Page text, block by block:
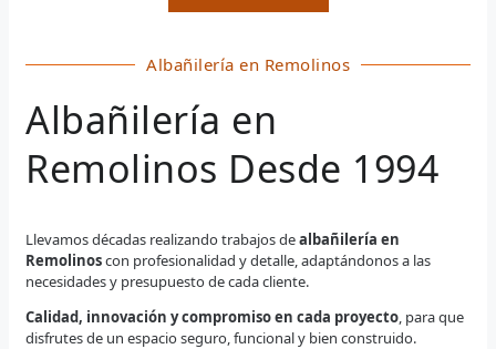
Albañilería en Remolinos
Albañilería en
Remolinos Desde 1994
Llevamos décadas realizando trabajos dealbañilería en
Remolinoscon profesionalidad y detalle, adaptándonos a las
necesidades y presupuesto de cada cliente.
Calidad, innovación y compromiso en cada proyecto, para que
disfrutes de un espacio seguro, funcional y bien construido.